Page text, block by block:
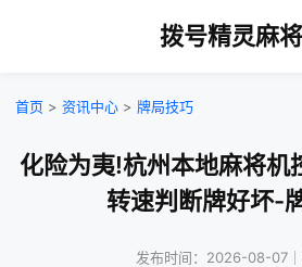
拨号精灵麻
首页 > 资讯中心 > 牌局技巧
化险为夷!杭州本地麻将机
转速判断牌好坏-
发布时间：2026-08-07｜